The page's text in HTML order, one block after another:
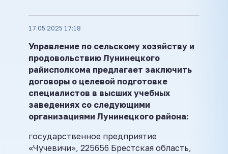
17.05.2025 17:18
Управление по сельскому хозяйству и
продовольствию Лунинецкого
райисполкома предлагает заключить
договоры о целевой подготовке
специалистов в высших учебных
заведениях со следующими
организациями Лунинецкого района:
государственное предприятие
«Чучевичи», 225656 Брестская область,